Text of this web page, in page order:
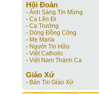
Hội Ðoàn
- Ánh Sáng Tin Mừng
- Ca Lên Đi
- Ca Trưởng
- Dòng Đồng Công
- Mẹ Maria
- Người Tin Hữu
- Việt Catholic
- Việt Nam Thánh Ca
Giáo Xứ
- Bản Tin Giáo Xứ